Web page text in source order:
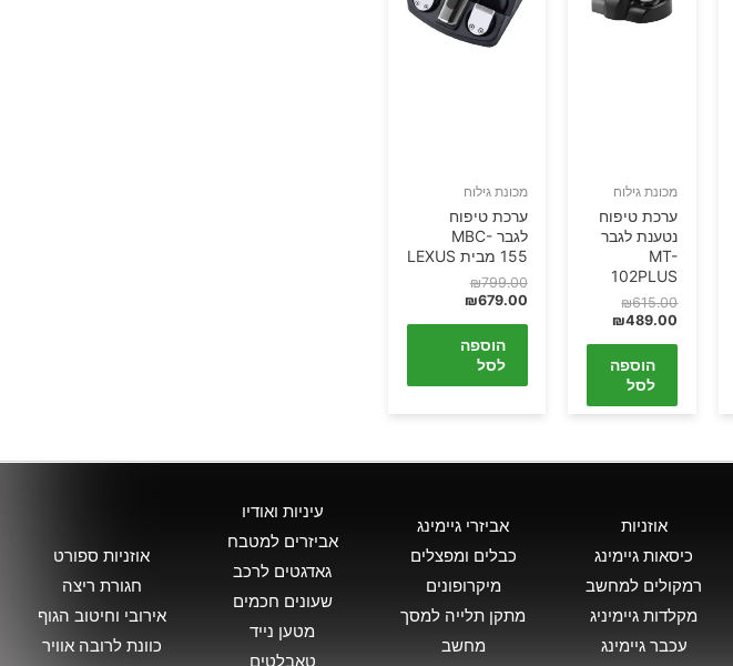
מכונת גילוח
ערכת טיפוח
נטענת לגבר
MT-
102PLUS
₪615.00
₪489.00
הוספה
לסל
מכונת גילוח
ערכת טיפוח
לגבר MBC-
155 מבית LEXUS
₪799.00
₪679.00
הוספה
לסל
אוזניות
כיסאות גיימינג
רמקולים למחשב
מקלדות גיימיניג
עכבר גיימינג
אביזרי גיימינג
כבלים ומפצלים
מיקרופונים
מתקן תלייה למסך
מחשב
עיניות ואודיו
אביזרים למטבח
גאדגטים לרכב
שעונים חכמים
מטען נייד
טאבלטים
אוזניות ספורט
חגורת ריצה
אירובי וחיטוב הגוף
כוונת לרובה אוויר